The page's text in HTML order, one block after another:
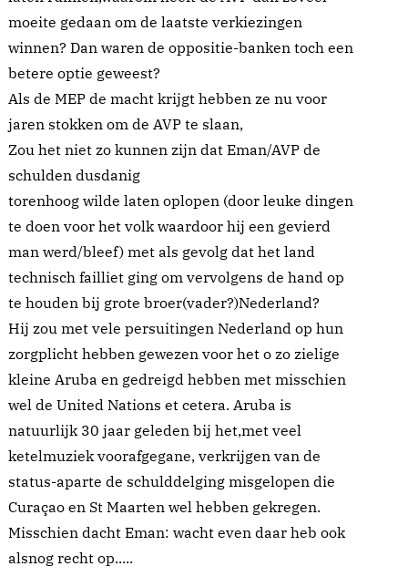
moeite gedaan om de laatste verkiezingen
winnen? Dan waren de oppositie-banken toch een
betere optie geweest?
Als de MEP de macht krijgt hebben ze nu voor
jaren stokken om de AVP te slaan,
Zou het niet zo kunnen zijn dat Eman/AVP de
schulden dusdanig
torenhoog wilde laten oplopen (door leuke dingen
te doen voor het volk waardoor hij een gevierd
man werd/bleef) met als gevolg dat het land
technisch failliet ging om vervolgens de hand op
te houden bij grote broer(vader?)Nederland?
Hij zou met vele persuitingen Nederland op hun
zorgplicht hebben gewezen voor het o zo zielige
kleine Aruba en gedreigd hebben met misschien
wel de United Nations et cetera. Aruba is
natuurlijk 30 jaar geleden bij het,met veel
ketelmuziek voorafgegane, verkrijgen van de
status-aparte de schulddelging misgelopen die
Curaçao en St Maarten wel hebben gekregen.
Misschien dacht Eman: wacht even daar heb ook
alsnog recht op.....